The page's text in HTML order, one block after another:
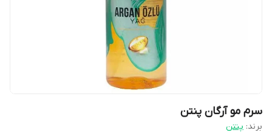
سرم مو آرگان پنتن
برند: پنتن